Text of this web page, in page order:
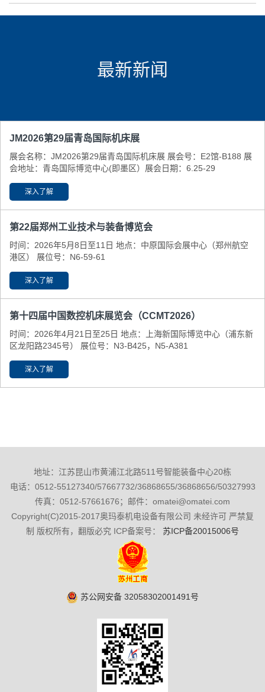
最新新闻
JM2026第29届青岛国际机床展
展会名称：JM2026第29届青岛国际机床展 展会号：E2馆-B188 展
会地址：青岛国际博览中心(即墨区） ​展会日期：6.25-29
深入了解
第22届郑州工业技术与装备博览会
时间：2026年5月8日至11日 地点：中原国际会展中心（郑州航空
港区） 展位号：N6-59-61
深入了解
第十四届中国数控机床展览会（CCMT2026）
时间：2026年4月21日至25日 地点：上海新国际博览中心（浦东新
区龙阳路2345号） 展位号：N3-B425，N5-A381
深入了解
地址：江苏昆山市黄浦江北路511号智能装备中心20栋
电话：0512-55127340/57667732/36868655/36868656/50327993
传真：0512-57661676；邮件：omatei@omatei.com
Copyright(C)2015-2017奥玛泰机电设备有限公司 未经许可 严禁复
制 版权所有，翻版必究 ICP备案号：
苏ICP备20015006号
苏公网安备 32058302001491号